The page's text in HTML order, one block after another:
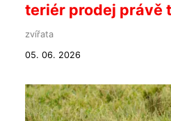
teriér prodej právě
zvířata
05. 06. 2026